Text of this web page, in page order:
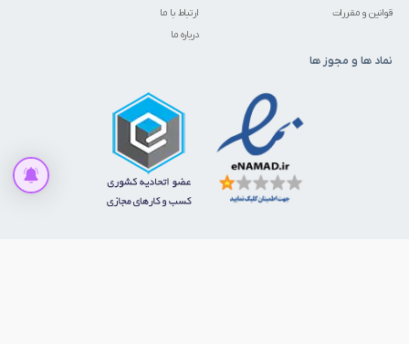
قوانین و مقررات
ارتباط با ما
درباره ما
نماد ها و مجوز ها
متاسفانه این کالا در حال حاضر موجود نیست
موجود شد به من اطلاع بده